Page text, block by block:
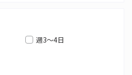
週3～4日